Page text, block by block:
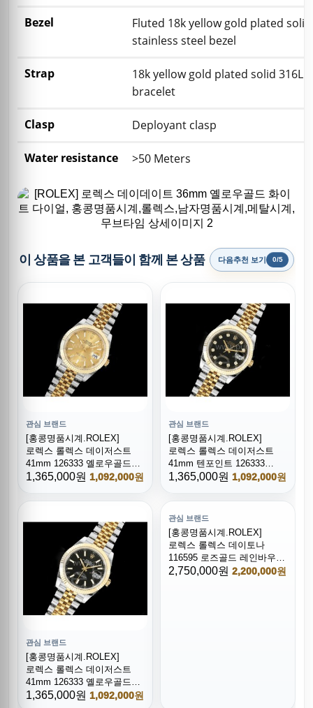
Bezel
Fluted 18k yellow gold plated solid
stainless steel bezel
Strap
18k yellow gold plated solid 316L
bracelet
Clasp Deployant clasp
Water resistance >50 Meters
이 상품을 본 고객들이 함께 본 상품 다음추천 보기 0/5
관심 브랜드
[홍콩명품시계.ROLEX]
로렉스 롤렉스 데이저스트
41mm 126333 옐로우골드
콤비 904L 스틸 옐로우골드
1,365,000원 1,092,000원
관심 브랜드
[홍콩명품시계.ROLEX]
로렉스 롤렉스 데이저스트
41mm 텐포인트 126333
옐로우골드 콤비 904L 스틸
1,365,000원 1,092,000원
관심 브랜드
[홍콩명품시계.ROLEX]
로렉스 롤렉스 데이저스트
41mm 126333 옐로우골드
콤비 904L 스틸 블랙 다이얼
1,365,000원 1,092,000원
관심 브랜드
[홍콩명품시계.ROLEX]
로렉스 롤렉스 데이토나
116595 로즈골드 레인바우
크리스탈 베젤 블랙 다이얼
2,750,000원 2,200,000원